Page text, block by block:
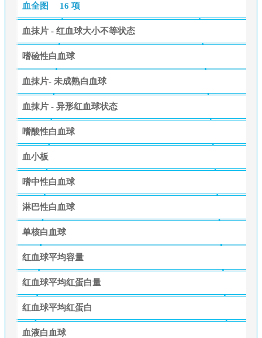
血全图 16 项
血抹片 - 红血球大小不等状态
嗜硷性白血球
血抹片- 未成熟白血球
血抹片 - 异形红血球状态
嗜酸性白血球
血小板
嗜中性白血球
淋巴性白血球
单核白血球
红血球平均容量
红血球平均红蛋白量
红血球平均红蛋白
血液白血球